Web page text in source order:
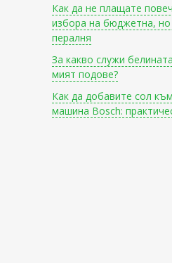
Как да не плащате
избора на бюджетна, но
пералня
За какво служи
мият подове?
Как да добавите сол
машина Bosch: